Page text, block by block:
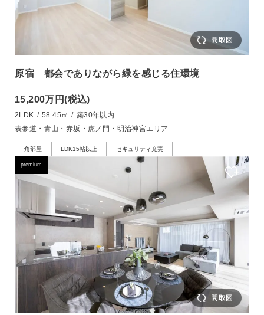
原宿 都会でありながら緑を感じる住環境
15,200万円(税込)
2LDK / 58.45㎡ / 築30年以内
表参道・青山・赤坂・虎ノ門・明治神宮エリア
角部屋 LDK15帖以上 セキュリティ充実
premium